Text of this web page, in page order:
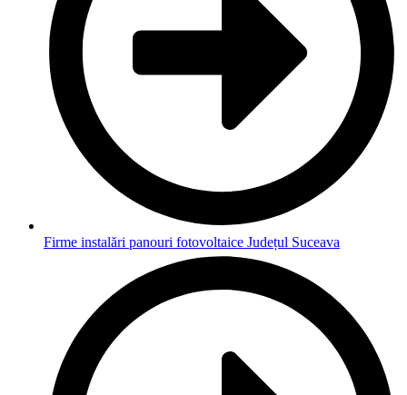
Firme instalări panouri fotovoltaice Județul Suceava